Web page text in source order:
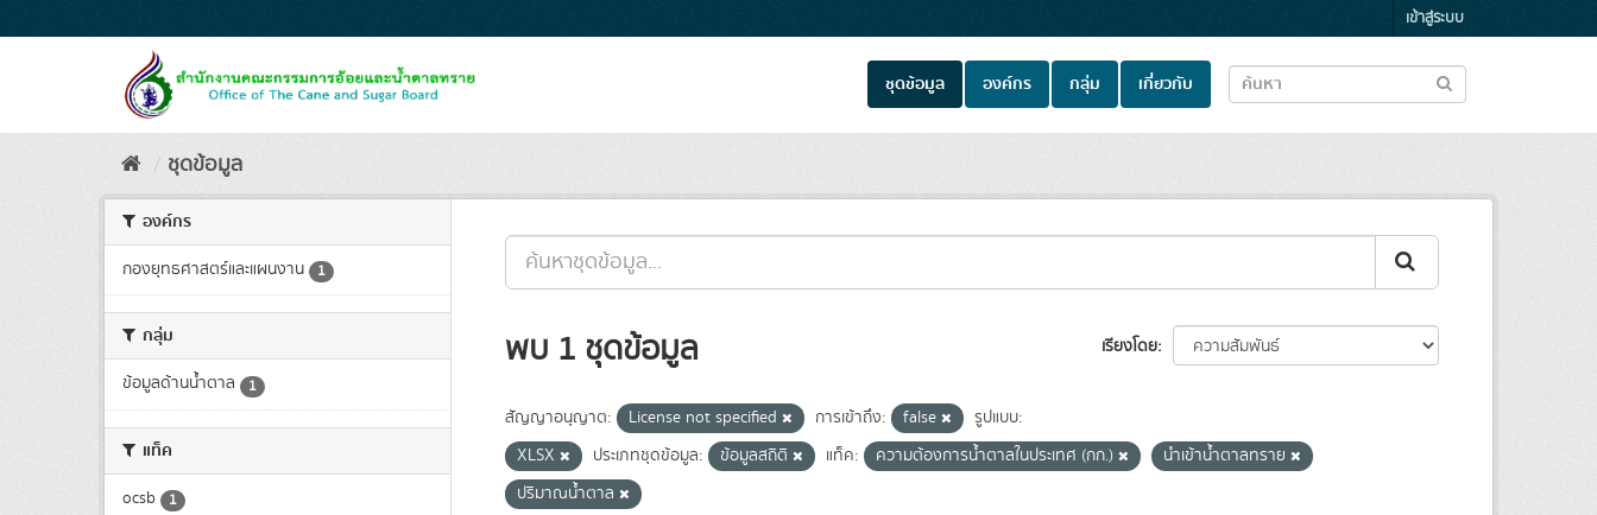
to
เข้าสู่ระบบ
ชุดข้อมูล องค์กร กลุ่ม เกี่ยวกับ
ชุดข้อมูล
องค์กร
กองยุทธศาสตร์และแผนงาน 1
กลุ่ม
ข้อมูลด้านน้ำตาล 1
แท็ค
ocsb 1
เรียงโดย
พบ 1 ชุดข้อมูล
สัญญาอนุญาต: License not specified การเข้าถึง: false
รูปแบบ:
XLSX
ประเภทชุดข้อมูล: ข้อมูลสถิติ แท็ค: ความต้องการน้ำตาลในประเทศ (กก.)
นำเข้าน้ำตาลทราย
ปริมาณน้ำตาล